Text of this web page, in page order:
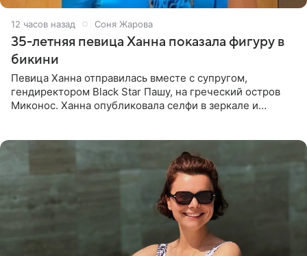
12 часов назад Соня Жарова
35-летняя певица Ханна показала фигуру в
бикини
Певица Ханна отправилась вместе с супругом,
гендиректором Black Star Пашу, на греческий остров
Миконос. Ханна опубликовала селфи в зеркале и